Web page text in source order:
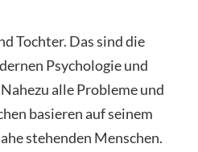
Tochter. Das sind die
Psychologie und
alle Probleme und
basieren auf seinem
stehenden Menschen.